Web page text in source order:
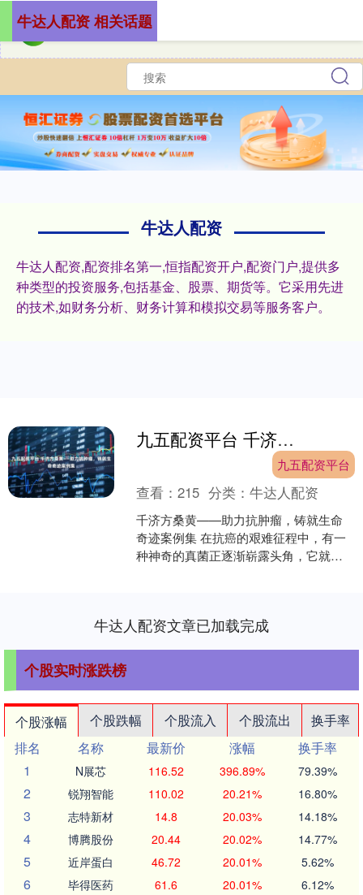
牛达人配资
牛达人配资,配资排名第一,恒指配资开户,配资门户,提供多
种类型的投资服务,包括基金、股票、期货等。它采用先进
的技术,如财务分析、财务计算和模拟交易等服务客户。
牛达人配资 相关话题
九五配资平台 千济方桑黄——助力抗肿瘤，铸就生命奇迹案例集
九五配资平台
查看：215 分类：牛达人配资
千济方桑黄——助力抗肿瘤，铸就生命
奇迹案例集 在抗癌的艰难征程中，有一
种神奇的真菌正逐渐崭露头角，它就是
牛达人配资文章已加载完成
个股实时涨跌榜
个股涨幅 个股跌幅 个股流入 个股流出
换手率
排名
名称 最新价 涨幅
换手率
1
N展芯 116.52 396.89% 79.39%
2 锐翔智能 110.02 20.21% 16.80%
3 志特新材 14.8 20.03% 14.18%
4 博腾股份 20.44 20.02% 14.77%
5 近岸蛋白 46.72 20.01% 5.62%
6 毕得医药 61.6 20.01% 6.12%